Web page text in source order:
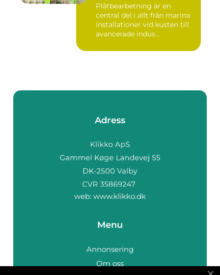
Plåtbearbetning är en
central del i allt från marina
installationer vid kusten till
avancerade indus...
Adress
web: www.klikko.dk
Menu
Annonsering
Om oss